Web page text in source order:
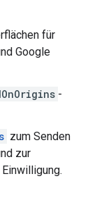
für
Google
-
zum Senden
zur